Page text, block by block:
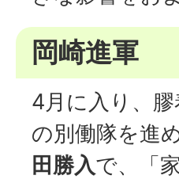
岡崎進軍
4月に入り、
の別働隊を進
田勝入で、「